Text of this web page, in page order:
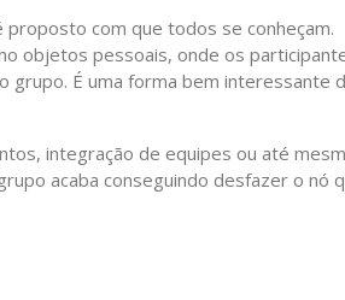
com que todos se conheçam.
objetos pessoais, onde os
É uma forma bem interessante
integração de equipes ou até
acaba conseguindo desfazer o nó